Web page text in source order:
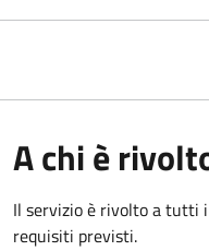
A chi è
Il servizio è rivolto a tutti
requisiti previsti.